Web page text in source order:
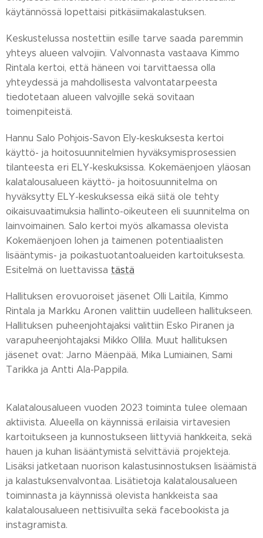
käytännössä lopettaisi pitkäsiimakalastuksen.
Keskustelussa nostettiin esille tarve saada paremmin
yhteys alueen valvojiin. Valvonnasta vastaava Kimmo
Rintala kertoi, että häneen voi tarvittaessa olla
yhteydessä ja mahdollisesta valvontatarpeesta
tiedotetaan alueen valvojille sekä sovitaan
toimenpiteistä.
Hannu Salo Pohjois-Savon Ely-keskuksesta kertoi
käyttö- ja hoitosuunnitelmien hyväksymisprosessien
tilanteesta eri ELY-keskuksissa. Kokemäenjoen yläosan
kalatalousalueen käyttö- ja hoitosuunnitelma on
hyväksytty ELY-keskuksessa eikä siitä ole tehty
oikaisuvaatimuksia hallinto-oikeuteen eli suunnitelma on
lainvoimainen. Salo kertoi myös alkamassa olevista
Kokemäenjoen lohen ja taimenen potentiaalisten
lisääntymis- ja poikastuotantoalueiden kartoituksesta.
Esitelmä on luettavissa tästä
Hallituksen erovuoroiset jäsenet Olli Laitila, Kimmo
Rintala ja Markku Aronen valittiin uudelleen hallitukseen.
Hallituksen puheenjohtajaksi valittiin Esko Piranen ja
varapuheenjohtajaksi Mikko Ollila. Muut hallituksen
jäsenet ovat: Jarno Mäenpää, Mika Lumiainen, Sami
Tarikka ja Antti Ala-Pappila.
Kalatalousalueen vuoden 2023 toiminta tulee olemaan
aktiivista. Alueella on käynnissä erilaisia virtavesien
kartoitukseen ja kunnostukseen liittyviä hankkeita, sekä
hauen ja kuhan lisääntymistä selvittäviä projekteja.
Lisäksi jatketaan nuorison kalastusinnostuksen lisäämistä
ja kalastuksenvalvontaa. Lisätietoja kalatalousalueen
toiminnasta ja käynnissä olevista hankkeista saa
kalatalousalueen nettisivuilta sekä facebookista ja
instagramista.